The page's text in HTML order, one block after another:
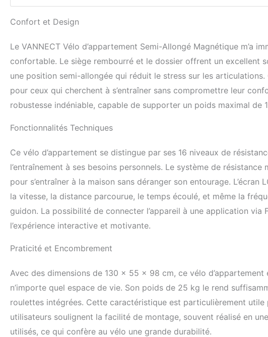
Confort et Design
Le VANNECT Vélo d’appartement Semi-Allongé Magnétique m’a
confortable. Le siège rembourré et le dossier offrent un excellent
une position semi-allongée qui réduit le stress sur les
pour ceux qui cherchent à s’entraîner sans compromettre leur
robustesse indéniable, capable de supporter un poids maximal de
Fonctionnalités Techniques
Ce vélo d’appartement se distingue par ses 16 niveaux de
l’entraînement à ses besoins personnels. Le système de
pour s’entraîner à la maison sans déranger son entourage.
la vitesse, la distance parcourue, le temps écoulé, et même la
guidon. La possibilité de connecter l’appareil à une application via
l’expérience interactive et motivante.
Praticité et Encombrement
Avec des dimensions de 130 x 55 x 98 cm, ce vélo
n’importe quel espace de vie. Son poids de 25 kg le rend
roulettes intégrées. Cette caractéristique est particulièrement
utilisateurs soulignent la facilité de montage, souvent réalisé en
utilisés, ce qui confère au vélo une grande durabilité.